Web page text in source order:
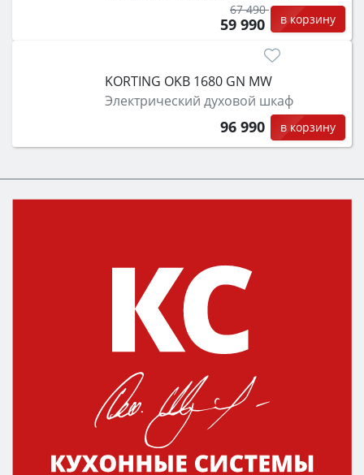
67 490
59 990 в корзину
KORTING OKB 1680 GN MW
Электрический духовой шкаф
96 990 в корзину